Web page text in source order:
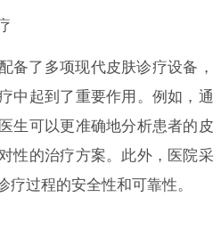
备了多项现代皮肤诊疗设备，
中起到了重要作用。例如，通
生可以更准确地分析患者的皮
性的治疗方案。此外，医院采
疗过程的安全性和可靠性。